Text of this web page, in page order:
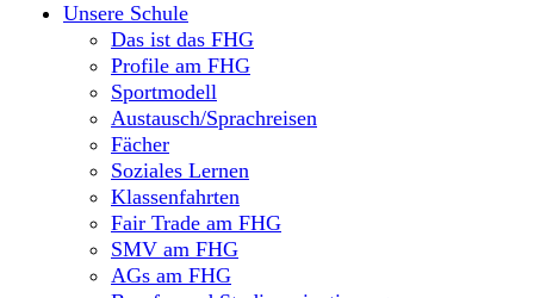
Unsere Schule
Das ist das FHG
Profile am FHG
Sportmodell
Austausch/Sprachreisen
Fächer
Soziales Lernen
Klassenfahrten
Fair Trade am FHG
SMV am FHG
AGs am FHG